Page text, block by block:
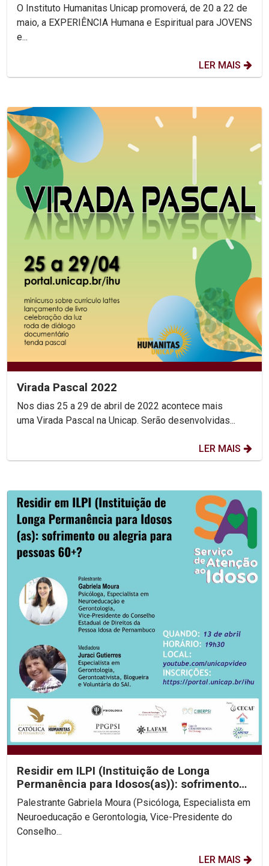
O Instituto Humanitas Unicap promoverá, de 20 a 22 de
maio, a EXPERIÊNCIA Humana e Espiritual para JOVENS
e...
LER MAIS
Virada Pascal 2022
Nos dias 25 a 29 de abril de 2022 acontece mais
uma Virada Pascal na Unicap. Serão desenvolvidas...
LER MAIS
Residir em ILPI (Instituição de Longa
Permanência para Idosos(as)): sofrimento
ou alegria para...
Palestrante Gabriela Moura (Psicóloga, Especialista em
Neuroeducação e Gerontologia, Vice-Presidente do
Conselho...
LER MAIS